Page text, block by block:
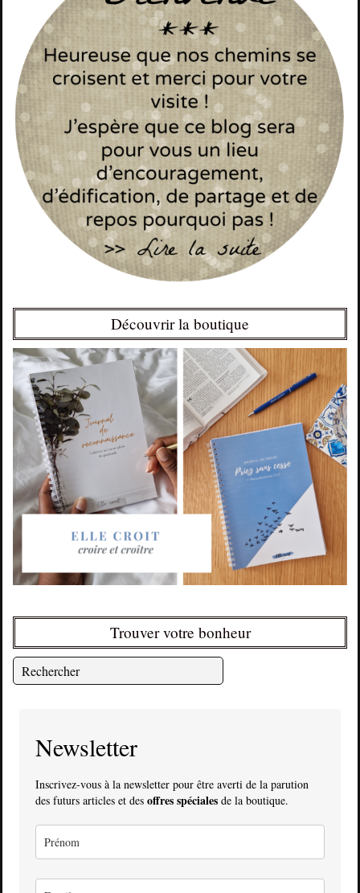
Découvrir la boutique
Trouver votre bonheur
Newsletter
Inscrivez-vous à la newsletter pour être averti de la parution
des futurs articles et des offres spéciales de la boutique.